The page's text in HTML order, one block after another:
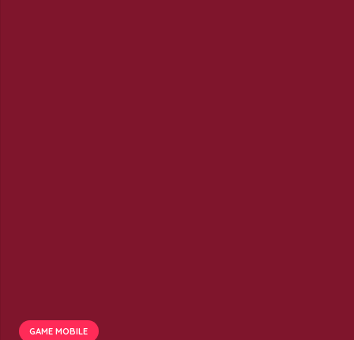
GAME MOBILE